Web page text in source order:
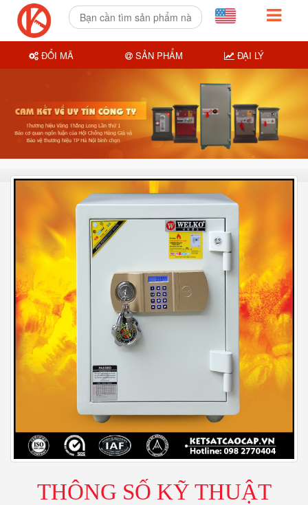
THÔNG SỐ KỸ THUẬT
ĐỔI MÃ SẢN PHẨM ĐẠI LÝ